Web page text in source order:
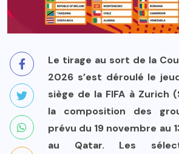
Le tirage au sort de la
2026 s’est déroulé le
siège de la FIFA à Zurich
la composition des
prévu du 19 novembre au
au Qatar. Les